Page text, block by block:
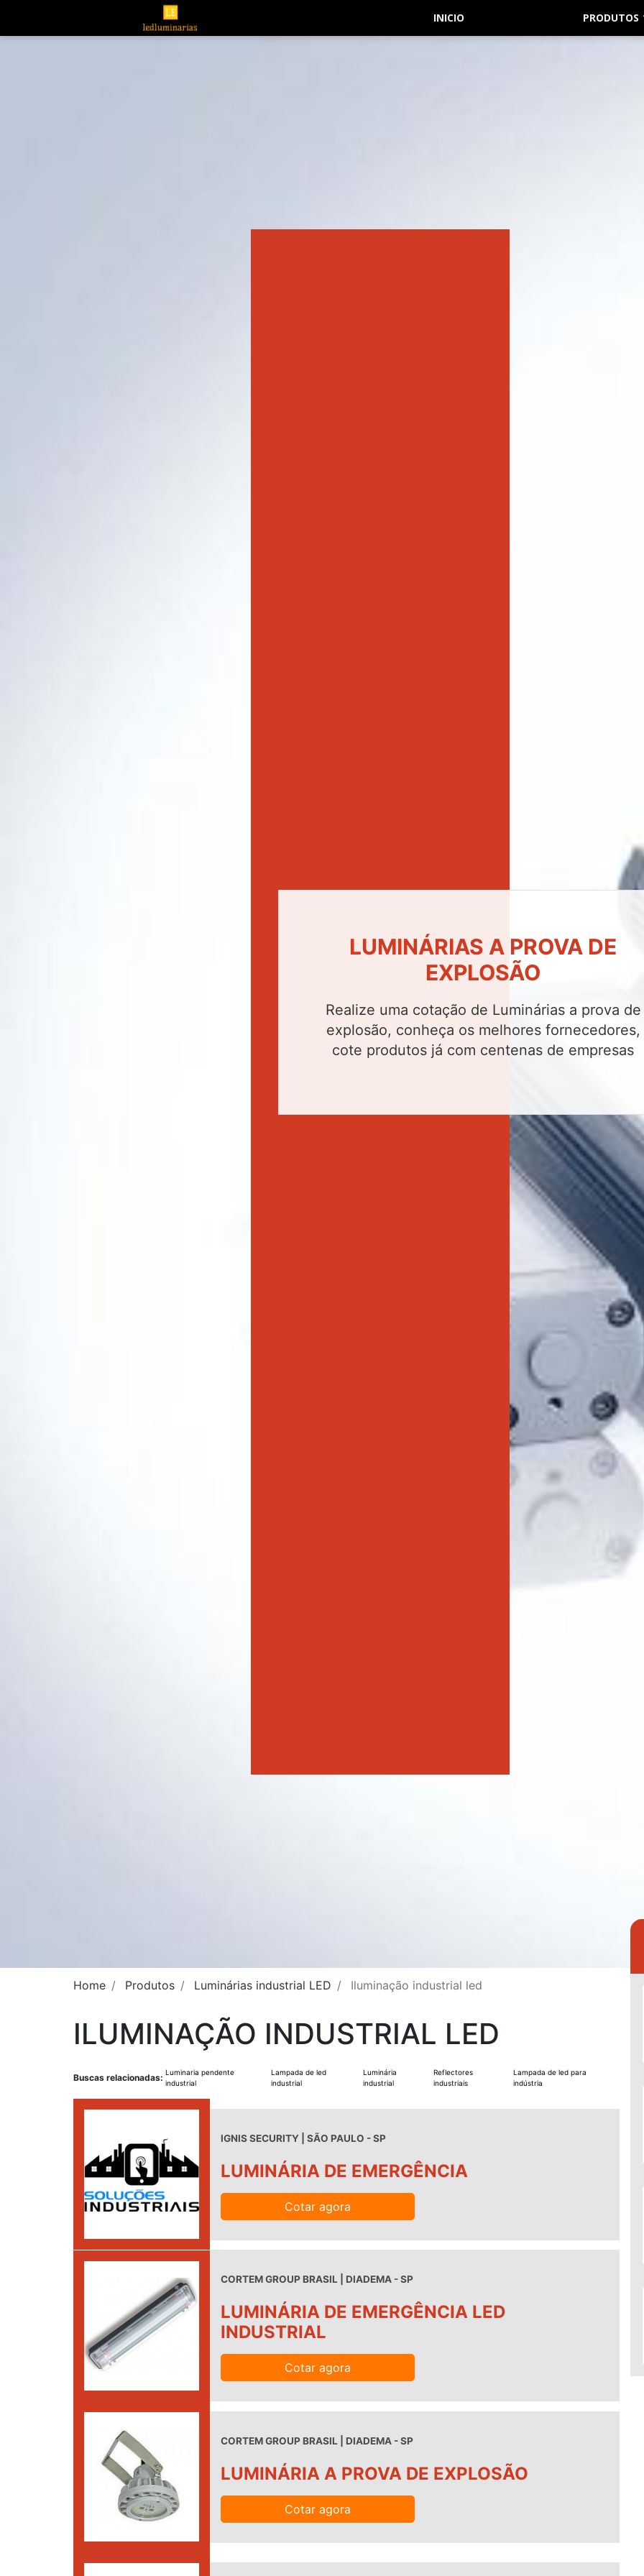
INICIO PRODUTOS
LUMINÁRIAS DE EMERGÊNCIA
LED
Realize uma cotação de Luminárias de
emergência led, conheça os melhores
fornecedores, cote produtos já com centenas
de empresas
Home Produtos Luminárias industrial LED Iluminação industrial led
ILUMINAÇÃO INDUSTRIAL LED
Buscas relacionadas: Luminaria pendente
industrial
Lampada de led
industrial
Luminária
industrial
Reflectores
industriais
Lampada de led para
indústria
IGNIS SECURITY | SÃO PAULO - SP
LUMINÁRIA DE EMERGÊNCIA
Cotar agora
CORTEM GROUP BRASIL | DIADEMA - SP
LUMINÁRIA DE EMERGÊNCIA LED
INDUSTRIAL
Cotar agora
CORTEM GROUP BRASIL | DIADEMA - SP
LUMINÁRIA A PROVA DE EXPLOSÃO
Cotar agora